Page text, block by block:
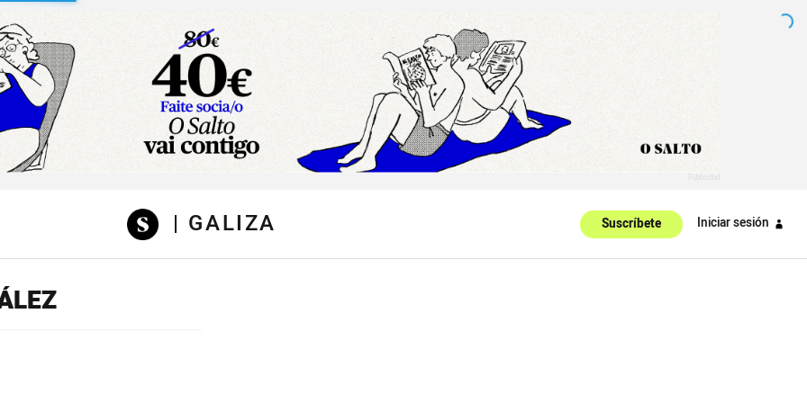
| GALIZA Suscríbete Iniciar sesión